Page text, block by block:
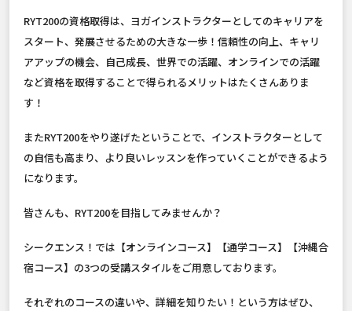
RYT200の資格取得は、ヨガインストラクターとしてのキャリアを
スタート、発展させるための大きな一歩！信頼性の向上、キャリ
アアップの機会、自己成長、世界での活躍、オンラインでの活躍
など資格を取得することで得られるメリットはたくさんありま
す！
またRYT200をやり遂げたということで、インストラクターとして
の自信も高まり、より良いレッスンを作っていくことができるよう
になります。
皆さんも、RYT200を目指してみませんか？
シークエンス！では【オンラインコース】【通学コース】【沖縄合
宿コース】の3つの受講スタイルをご用意しております。
それぞれのコースの違いや、詳細を知りたい！という方はぜひ、